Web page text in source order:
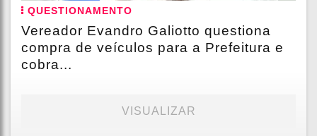
QUESTIONAMENTO
Vereador Evandro Galiotto questiona
compra de veículos para a Prefeitura e
cobra...
VISUALIZAR